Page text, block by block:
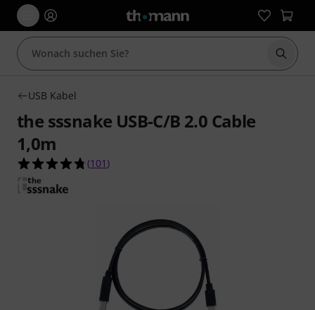
Suche
USB Kabel
the sssnake USB-C/B 2.0 Cable
1,0m
4.8 von 5 Sternen aus 101 Kundenbewertungen
(101 )